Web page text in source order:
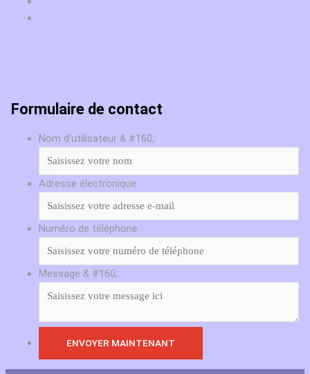
Formulaire de contact
Nom d'utilisateur & #160;:
Adresse électronique:
Numéro de téléphone :
Message & #160;: